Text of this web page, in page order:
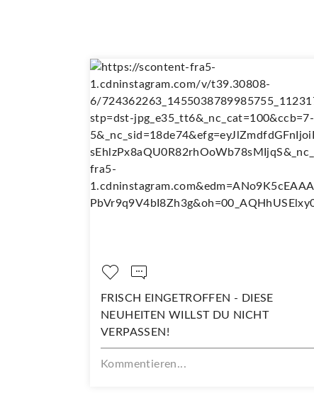
EINGETROFFEN - DIESE
WILLST DU NICHT
DARAUF